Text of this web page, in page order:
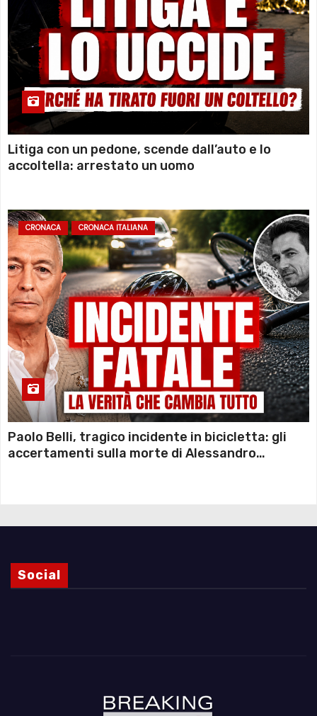
Litiga con un pedone, scende dall’auto e lo
accoltella: arrestato un uomo
CRONACA CRONACA ITALIANA
Paolo Belli, tragico incidente in bicicletta: gli
accertamenti sulla morte di Alessandro
Social